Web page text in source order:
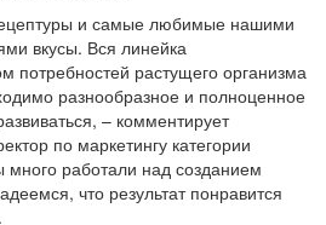
и самые любимые нашими
вкусы. Вся линейка
потребностей растущего организма
разнообразное и полноценное
– комментирует
по маркетингу категории
работали над созданием
что результат понравится